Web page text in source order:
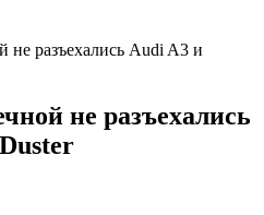
не разъехались Audi A3 и
не разъехались